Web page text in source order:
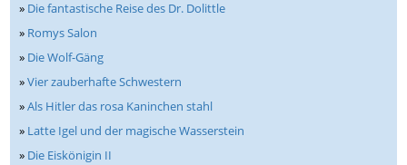
» Die fantastische Reise des Dr. Dolittle
» Romys Salon
» Die Wolf-Gäng
»Vier zauberhafte Schwestern
»Als Hitler das rosa Kaninchen stahl
» Latte Igel und der magische Wasserstein
» Die Eiskönigin II